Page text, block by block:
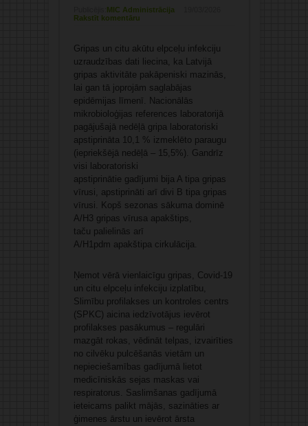
MIC Administrācija
Rakstīt komentāru
Gripas un citu akūtu elpceļu infekciju
uzraudzības dati liecina, ka Latvijā
gripas aktivitāte pakāpeniski mazinās,
lai gan tā joprojām saglabājas
epidēmijas līmenī. Nacionālās
mikrobioloģijas references laboratorijā
pagājušajā nedēļā gripa laboratoriski
apstiprināta 10,1 % izmeklēto paraugu
(iepriekšējā nedēļā – 15,5%). Gandrīz
visi laboratoriski
apstiprinātie gadījumi bija A tipa gripas
vīrusi, apstiprināti arī divi B tipa gripas
vīrusi. Kopš sezonas sākuma dominē
A/H3 gripas vīrusa apakštips,
taču palielinās arī
A/H1pdm apakštipa cirkulācija.
Ņemot vērā vienlaicīgu gripas, Covid-19
un citu elpceļu infekciju izplatību,
Slimību profilakses un kontroles centrs
(SPKC) aicina iedzīvotājus ievērot
profilakses pasākumus – regulāri
mazgāt rokas, vēdināt telpas, izvairīties
no cilvēku pulcēšanās vietām un
nepieciešamības gadījumā lietot
medicīniskās sejas maskas vai
respiratorus. Saslimšanas gadījumā
ieteicams palikt mājās, sazināties ar
ģimenes ārstu un ievērot ārsta